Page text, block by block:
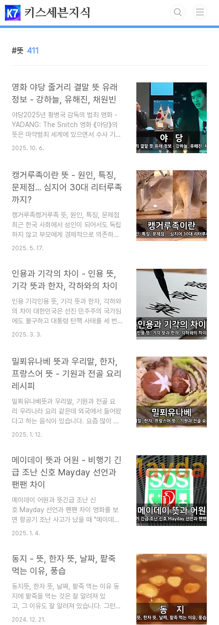
본문 바로가기
키스세븐지식
뜻 411
영화 야당 줄거리 결말 뜻 유래
정보 - 강하늘, 유해진, 채원빈
야당2025년 황병국 감독의 범죄 영화 -
YADANG: The Snitch 영화 《야당》의
뜻은 마약범죄 세계에 있으면서 수사 기관
에 정보를 제공하는 브로커를 의미합니다.
는 검사와 한 통속이 된 브로커의 활약에
반해, 검사는 오히려 악한 마음을 품고 비
리와 결탁한다는 내용입니다. 강하늘, 유해
진, 박해준, 류경수, 채원빈, 등이 출연했으
며, 제작비 130억 원, 관객동원 330만 명
의 흥행기록을 세웠습니다. (이 글은 영화
야당 줄거리 결말 뜻 유래 정보에 대한 스
때 잡지처럼 읽는 지식"이라는 목적으로 운
심할 때 좋습니다. 영화 야..
2025. 10. 6.
캥거루족이란 뜻 - 원인, 특징,
문제점... 심지어 30대 리터루족
까지?
캥거루족캥거루족 뜻, 원인, 특징, 문제점
최근 한국 사회에서 성인이 되어서도 독립
하지 않고 부모에게 경제적으로 의존하는
청년들을 일컫는 '캥거루족' 현상이 주목받
경제적 어려움, 취업난, 높은 주거 비용 등
복합적인 사회 구조적 문제와 깊이 연관되
어 있습니다. 이 기사는 20대 후반 청년의
대부분과 30대 초중반 청년의 상당수가 부
모와 함께 생활하거나 경제적 도움을 받고
있는 상황에 대해 언급합니다. 캥거루족 뜻
과 함께 특징과 문제점 등을 다루려고 합니
기(북마크) 해 놓으면 심심할 때 좋습니다.
캥거루족이란 뜻 - 원인, 특징, 문제..
2025. 5. 17.
인용과 기각의 차이 - 인용 뜻,
기각 뜻과 한자, 각하와의 차이
인용 기각인용 뜻, 기각 뜻과 한자, 각하와
의 차이 대한민국은 선진 민주주의 국가임
에도 불구하고 대통령 탄핵 사태를 세 번이
나 겪었습니다. 이런 사태의 마지막 결정
을 설명하려고 합니다. 먼저 알아 둘 것
은, 법률 용어가 헷갈린다면 쉬운 평상
시 말이나 순우리말로 바꿔서 생각해 보
면 된다는 것입니다. 별것 아닌 것을 굳
이 잘 안 쓰는 한자말로 고집할 필요는 없
기 때문입니다. 법은 누구나 쉽게 이해
할 수 있어야 합니다. 그러나 현실은 그렇
인용과 기각의 차이 - 인용 뜻, 기각 뜻
로 해도 된다 법률 용어를 이해하려면 기준
을 달리 생각하는 것도 필요합니..
2025. 3. 3.
밀푀유나베 뜻과 우리말, 한자,
프랑스어 뜻 - 기원과 전골 요리
레시피
밀푀유나베뜻과 우리말, 기원과 전골 요
리 우리나라 요리 같은데 외국에서 들어왔
다고 하는 음식이 있습니다. 요즘 많이 먹
는 밀푀유나베라는 레시피 요리입니다. 샤
여 먹는다는 차이가 있습니다. 일단 맛있
는 음식이면 마음껏 먹는 것이 좋지만, 이
게 무슨 뜻인지도 모르고 쓰는 문제는 여전
합니다. 그래서 밀푀유나베의 뜻과 기원
을 설명하고 우리 요리인 전골 요리와의 비
교를 통해서, 우리말로 바꾸면 어떻게 사용
하면 된는지를 설명합니다. 쉬운 말로 음식
피 김치찌개, 된장찌개, 부대찌개... 찌개종
류 맛을 시원하게 하는 레시..
2025. 1. 12.
메이데이 뜻과 어원 - 비행기 긴
급 조난 신호 Mayday 선언과
팬팬 차이
메이데이 어원과 뜻긴급 조난 신
호 Mayday 선언과 팬팬 차이 영화를 보
면 항공기 조난 사고가 났을 때 "메이데
이! 메이데이! 메이데이!"하고 외치는 것
데 이게 영어가 아닙니다. 그래서 메이데이
의 뜻과 어원에 대해 설명하려고 합니
다. 항공기가 긴급 조난 신호
로 Mayday 선언을 하는 뜻과 어디에
서 유래되었는지 등에 대한 상식을 설명하
려고 합니다. 한편, 이와 비슷한 것에 팬팬
도 있는데 이것은 또 무엇인지도 비교해
2025. 1. 4.
동지 - 뜻, 한자 뜻, 날짜, 팥죽
먹는 이유, 풍습
동지뜻, 한자 뜻, 날짜, 팥죽 먹는 이유 동
지에 팥죽을 먹는 것은 잘 알려져 있
고, 그 이유도 잘 알려져 있습니다. 그런
데 왜 하필 동지에 먹을까요? 이런 사소
2024. 12. 21.